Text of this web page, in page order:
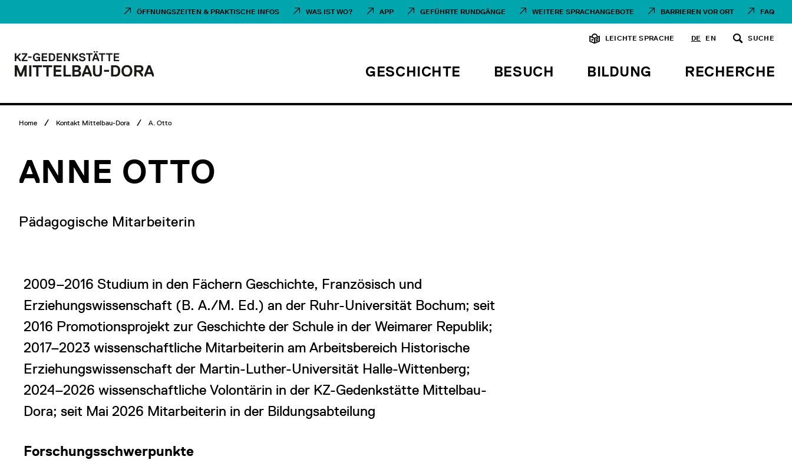
Inhalt
ÖFFNUNGSZEITEN & PRAKTISCHE INFOS WAS IST WO? APP GEFÜHRTE RUNDGÄNGE WEITERE SPRACHANGEBOTE BARRIEREN VOR ORT FAQ
Hauptmenü
LEICHTE SPRACHE DE EN SUCHE
Logo
Dora
GESCHICHTE BESUCH BILDUNG RECHERCHE
Breadcrumb
Home Kontakt Mittelbau-Dora A. Otto
ANNE OTTO
Pädagogische Mitarbeiterin
2009–2016 Studium in den Fächern Geschichte, Französisch und
Erziehungswissenschaft (B. A./M. Ed.) an der Ruhr-Universität Bochum; seit
2016 Promotionsprojekt zur Geschichte der Schule in der Weimarer Republik;
2017–2023 wissenschaftliche Mitarbeiterin am Arbeitsbereich Historische
Erziehungswissenschaft der Martin-Luther-Universität Halle-Wittenberg;
2024–2026 wissenschaftliche Volontärin in der KZ-Gedenkstätte Mittelbau-
Dora; seit Mai 2026 Mitarbeiterin in der Bildungsabteilung
Forschungsschwerpunkte